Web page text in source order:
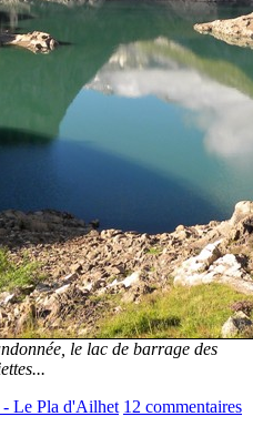
le lac de barrage des
- Le Pla d'Ailhet 12 commentaires